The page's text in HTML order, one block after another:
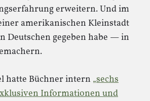
erweitern. Und im
amerikanischen Kleinstadt
Deutschen gegeben habe — in
hatte Büchner intern „sechs
Informationen und